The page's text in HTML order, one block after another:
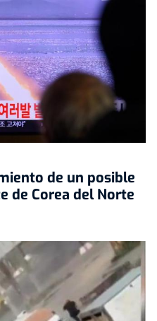
de un posible
de Corea del Norte